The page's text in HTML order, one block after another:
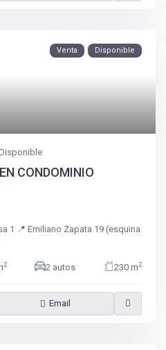
Venta Disponible
CONDOMINIO
1 📍 Emiliano Zapata 19 (esquina
2 2 autos 230 m2
Email